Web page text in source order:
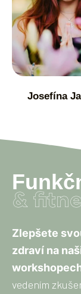
Josefína
&
Zlepšete
zdraví na
vedením